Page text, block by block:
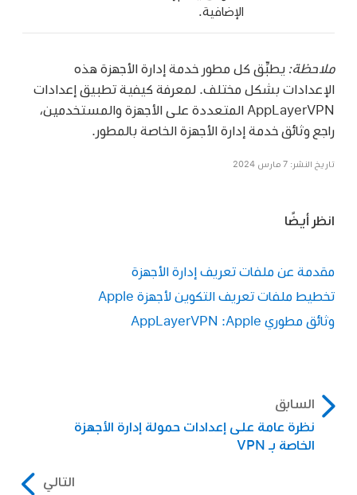
الإضافية.
ملاحظة: يطبِّق كل مطور خدمة إدارة الأجهزة هذه
الإعدادات بشكل مختلف. لمعرفة كيفية تطبيق إعدادات
AppLayerVPN المتعددة على الأجهزة والمستخدمين،
راجع وثائق خدمة إدارة الأجهزة الخاصة بالمطور.
تاريخ النشر: 7 مارس 2024
انظر أيضًا
مقدمة عن ملفات تعريف إدارة الأجهزة
تخطيط ملفات تعريف التكوين لأجهزة Apple
وثائق مطوري Apple: ‏AppLayerVPN
السابق
نظرة عامة على إعدادات حمولة إدارة الأجهزة
الخاصة بـ VPN
التالي